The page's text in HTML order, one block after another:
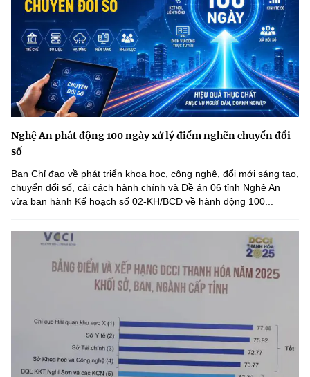
Nghệ An phát động 100 ngày xử lý điểm nghẽn chuyển đổi
số
Ban Chỉ đạo về phát triển khoa học, công nghệ, đổi mới sáng tạo,
chuyển đổi số, cải cách hành chính và Đề án 06 tỉnh Nghệ An
vừa ban hành Kế hoạch số 02-KH/BCĐ về hành động 100...